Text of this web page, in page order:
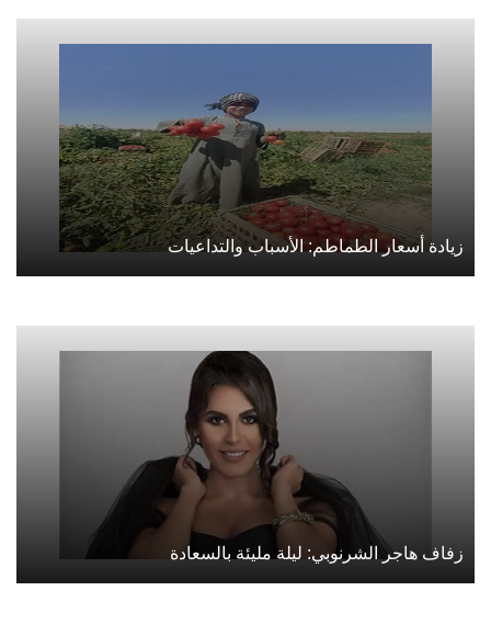
زيادة أسعار الطماطم: الأسباب والتداعيات
زفاف هاجر الشرنوبي: ليلة مليئة بالسعادة